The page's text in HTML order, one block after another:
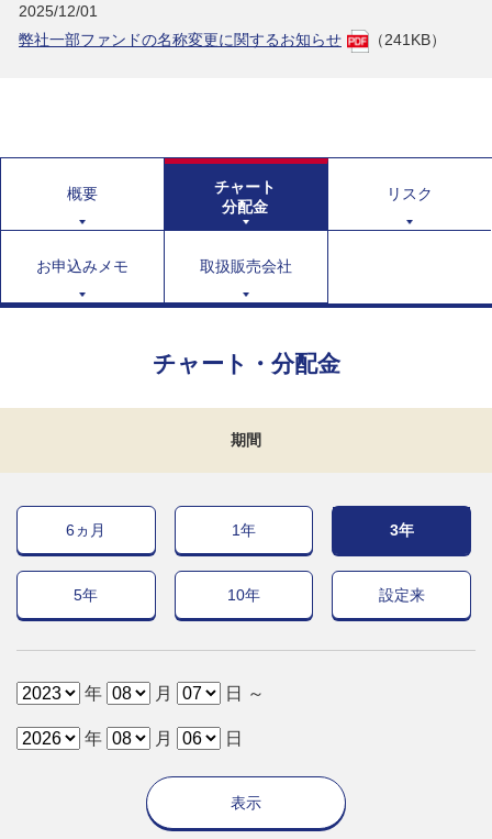
2025/12/01
弊社一部ファンドの名称変更に関するお知らせ
（241KB）
概要
チャート
分配金
リスク
お申込みメモ 取扱販売会社
チャート・分配金
期間
6ヵ月 1年 3年
5年 10年 設定来
年 月 日 ～
年 月 日
表示